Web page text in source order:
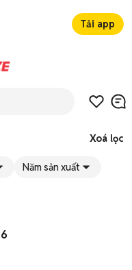
Tải app
Xoá lọc
Năm sản xuất